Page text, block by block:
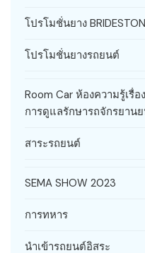
โปรโมชั่นยาง
โปรโมชั่นยางรถยนต์
Room Car ห้องความรู้เรื่อ
การดูแลรักษารถจักรยาน
สาระรถยนต์
SEMA SHOW 2023
การทหาร
นำเข้ารถยนต์อิสระ